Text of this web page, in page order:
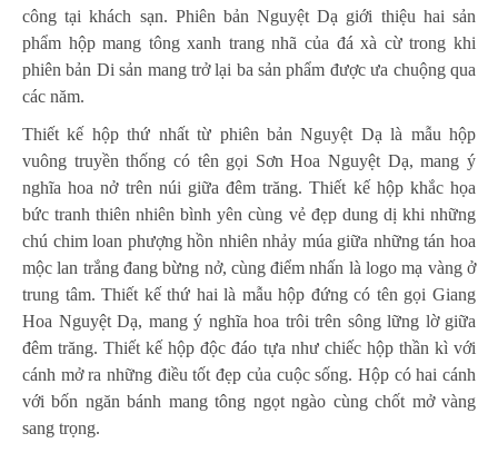
công tại khách sạn. Phiên bản Nguyệt Dạ giới thiệu hai sản
phẩm hộp mang tông xanh trang nhã của đá xà cừ trong khi
phiên bản Di sản mang trở lại ba sản phẩm được ưa chuộng qua
các năm.
Thiết kế hộp thứ nhất từ phiên bản Nguyệt Dạ là mẫu hộp
vuông truyền thống có tên gọi Sơn Hoa Nguyệt Dạ, mang ý
nghĩa hoa nở trên núi giữa đêm trăng. Thiết kế hộp khắc họa
bức tranh thiên nhiên bình yên cùng vẻ đẹp dung dị khi những
chú chim loan phượng hồn nhiên nhảy múa giữa những tán hoa
mộc lan trắng đang bừng nở, cùng điểm nhấn là logo mạ vàng ở
trung tâm. Thiết kế thứ hai là mẫu hộp đứng có tên gọi Giang
Hoa Nguyệt Dạ, mang ý nghĩa hoa trôi trên sông lững lờ giữa
đêm trăng. Thiết kế hộp độc đáo tựa như chiếc hộp thần kì với
cánh mở ra những điều tốt đẹp của cuộc sống. Hộp có hai cánh
với bốn ngăn bánh mang tông ngọt ngào cùng chốt mở vàng
sang trọng.